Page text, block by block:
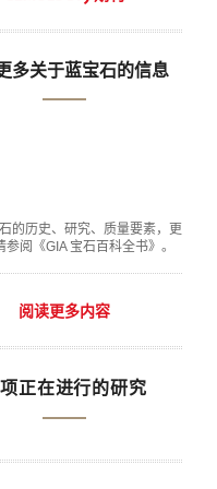
多关于蓝宝石的信息
的历史、研究、质量要素，更
参阅《GIA 宝石百科全书》。
阅读更多内容
正在进行的研究